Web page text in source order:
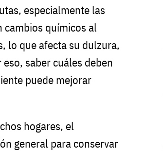
especialmente las
cambios químicos al
lo que afecta su dulzura,
saber cuáles deben
puede mejorar
hogares, el
general para conservar